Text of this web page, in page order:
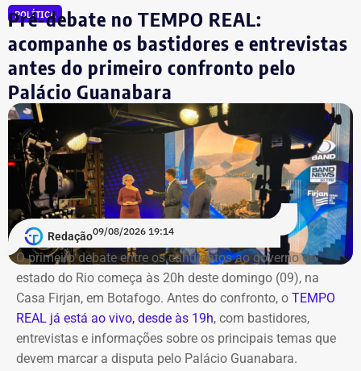
na noite anterior que não iria comparecer.
O público também poderá acompanhar a cobertura
especial do TEMPO REAL pelo Instagram do portal, com
transmissão e atualizações nos Stories. Estamos ao vivo
com o pré-debate desde às 19h.Acompanhe pelo link.
POLÍTICA
Pré-debate no TEMPO REAL:
acompanhe os bastidores e entrevistas
antes do primeiro confronto pelo
Palácio Guanabara
Redação09/08/2026 19:14
O primeiro debate entre os candidatos ao governo do
estado do Rio começa às 20h deste domingo (09), na
Casa Firjan, em Botafogo. Antes do confronto, o TEMPO
REAL já está ao vivo, desde às 19h, com bastidores,
entrevistas e informações sobre os principais temas que
devem marcar a disputa pelo Palácio Guanabara.